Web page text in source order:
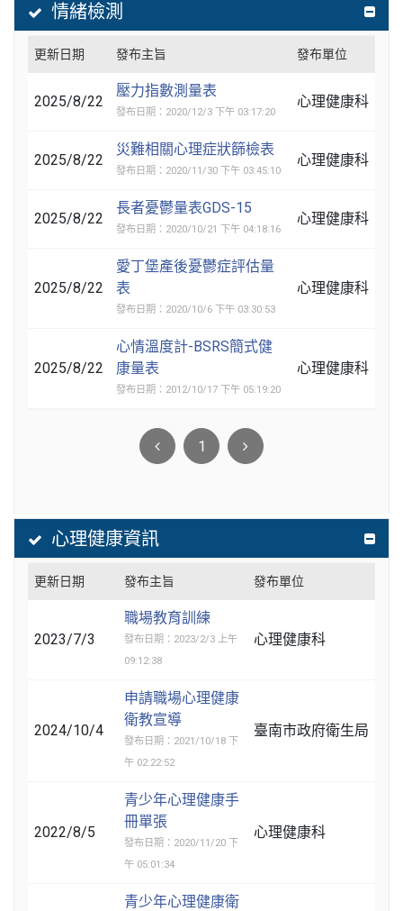
情緒檢測
更新日期 發布主旨 發布單位
2025/8/22
壓力指數測量表
發布日期：2020/12/3 下午 03:17:20
心理健康科
2025/8/22
災難相關心理症狀篩檢表
發布日期：2020/11/30 下午 03:45:10
心理健康科
2025/8/22
長者憂鬱量表GDS-15
發布日期：2020/10/21 下午 04:18:16
心理健康科
2025/8/22
愛丁堡產後憂鬱症評估量
表
發布日期：2020/10/6 下午 03:30:53
心理健康科
2025/8/22
心情溫度計-BSRS簡式健
康量表
發布日期：2012/10/17 下午 05:19:20
心理健康科
1
心理健康資訊
更新日期 發布主旨 發布單位
2023/7/3
職場教育訓練
發布日期：2023/2/3 上午
09:12:38
心理健康科
2024/10/4
申請職場心理健康
衛教宣導
發布日期：2021/10/18 下
午 02:22:52
臺南市政府衛生局
2022/8/5
青少年心理健康手
冊單張
發布日期：2020/11/20 下
午 05:01:34
心理健康科
青少年心理健康衛